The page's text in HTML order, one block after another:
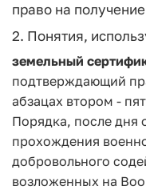
право на
2. Понятия,
земельный
подтверждающий
абзацах втором -
Порядка, после дня
прохождения
добровольного
возложенных на